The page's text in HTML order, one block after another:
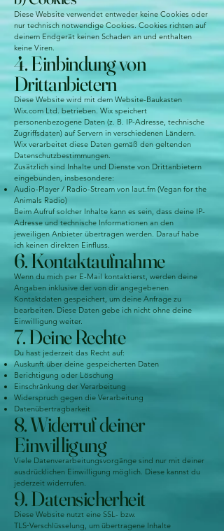
Diese Website verwendet entweder keine Cookies oder
nur technisch notwendige Cookies. Cookies richten auf
deinem Endgerät keinen Schaden an und enthalten
keine Viren.
4. Einbindung von
Drittanbietern
Diese Website wird mit dem Website-Baukasten
Wix.com Ltd. betrieben. Wix speichert
personenbezogene Daten (z. B. IP-Adresse, technische
Zugriffsdaten) auf Servern in verschiedenen Ländern.
Wix verarbeitet diese Daten gemäß den geltenden
Datenschutzbestimmungen.
Zusätzlich sind Inhalte und Dienste von Drittanbietern
eingebunden, insbesondere:
Audio-Player / Radio-Stream von laut.fm (Vegan for the
Animals Radio)
Beim Aufruf solcher Inhalte kann es sein, dass deine IP-
Adresse und technische Informationen an den
jeweiligen Anbieter übertragen werden. Darauf habe
ich keinen direkten Einfluss.
6. Kontaktaufnahme
Wenn du mich per E-Mail kontaktierst, werden deine
Angaben inklusive der von dir angegebenen
Kontaktdaten gespeichert, um deine Anfrage zu
bearbeiten. Diese Daten gebe ich nicht ohne deine
Einwilligung weiter.
7. Deine Rechte
Du hast jederzeit das Recht auf:
Auskunft über deine gespeicherten Daten
Berichtigung oder Löschung
Einschränkung der Verarbeitung
Widerspruch gegen die Verarbeitung
Datenübertragbarkeit
8. Widerruf deiner
Einwilligung
Viele Datenverarbeitungsvorgänge sind nur mit deiner
ausdrücklichen Einwilligung möglich. Diese kannst du
jederzeit widerrufen.
9. Datensicherheit
Diese Website nutzt eine SSL- bzw.
TLS‑Verschlüsselung, um übertragene Inhalte